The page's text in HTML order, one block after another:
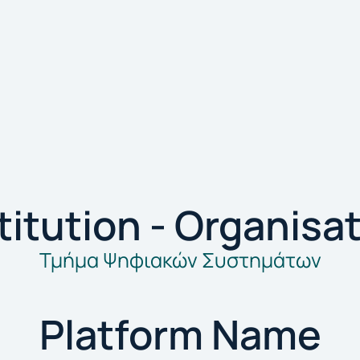
-
Τμήμα Ψηφιακών Συστημάτων
Platform Name